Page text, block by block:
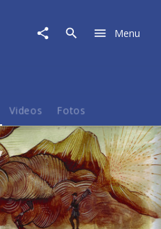
Menu
Videos Fotos